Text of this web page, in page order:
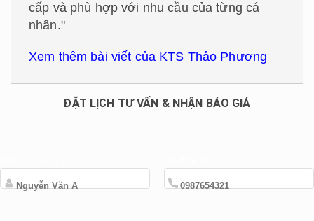
cấp và phù hợp với nhu cầu của từng cá
nhân."
Xem thêm bài viết của KTS Thảo Phương
ĐẶT LỊCH TƯ VẤN & NHẬN BÁO GIÁ